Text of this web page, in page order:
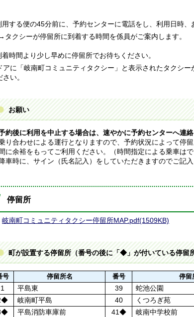
用する便の45分前に、予約センターに電話をし、利用日時、
クシーが停留所に到着する時間を係員がご案内します。
着時間より少し早めに停留所でお待ちください。
に「岐南町コミュニティタクシー」と表示されたタクシ
さい。
お願い
約後に利用を中止する場合は、速やかに予約センターへ連絡
り合わせによる運行となりますので、予約状況によって停
に余裕をもってご利用ください。（時間指定による乗車はで
降車時に、サイン（氏名記入）をしていただきますのでご記入
停留所
岐南町コミュニティタクシー停留所MAP.pdf(1509KB)
町が設置する停留所（番号の後に「◆」が付いている停留
号 停留所名 番号 停留
1 平島東 39
蛇池公園
岐南町平島 40
くつろぎ苑
平島消防車庫前 41◆
岐南中学校前